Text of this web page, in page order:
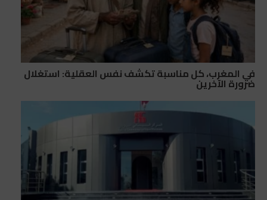
في المغرب، كل مناسبة تكشف نفس العقلية: استغلال
ضرورة الآخرين